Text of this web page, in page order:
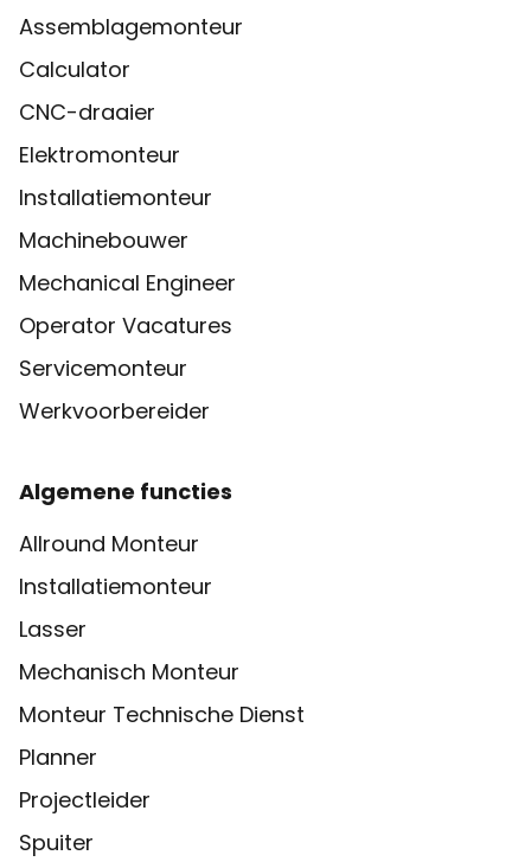
Assemblagemonteur
Calculator
CNC-draaier
Elektromonteur
Installatiemonteur
Machinebouwer
Mechanical Engineer
Operator Vacatures
Servicemonteur
Werkvoorbereider
Algemene functies
Allround Monteur
Installatiemonteur
Lasser
Mechanisch Monteur
Monteur Technische Dienst
Planner
Projectleider
Spuiter